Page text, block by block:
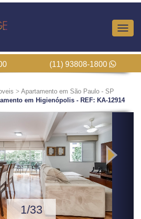
(11) 93808-1800
> Apartamento em São Paulo - SP
em Higienópolis - REF: KA-12914
1/33